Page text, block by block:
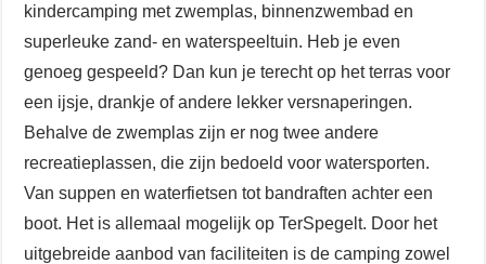
kindercamping met zwemplas, binnenzwembad en
superleuke zand- en waterspeeltuin. Heb je even
genoeg gespeeld? Dan kun je terecht op het terras voor
een ijsje, drankje of andere lekker versnaperingen.
Behalve de zwemplas zijn er nog twee andere
recreatieplassen, die zijn bedoeld voor watersporten.
Van suppen en waterfietsen tot bandraften achter een
boot. Het is allemaal mogelijk op TerSpegelt. Door het
uitgebreide aanbod van faciliteiten is de camping zowel